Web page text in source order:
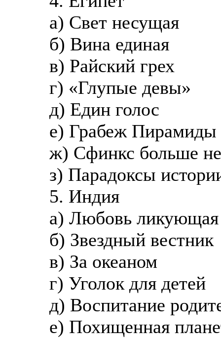
а) Свет несущая
б) Вина единая
в) Райский грех
г) «Глупые девы»
д) Един голос
е) Грабеж Пирамиды
ж) Сфинкс больше
з) Парадоксы
5. Индия
а) Любовь ликующая
б) Звездный вестник
в) За океаном
г) Уголок для детей
д) Воспитание
е) Похищенная